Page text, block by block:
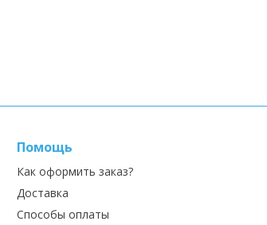
Помощь
Как оформить заказ?
Доставка
Способы оплаты